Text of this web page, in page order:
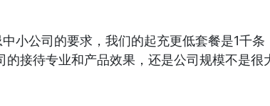
小公司的要求，我们的起充更低套餐是1千条
的接待专业和产品效果，还是公司规模不是很